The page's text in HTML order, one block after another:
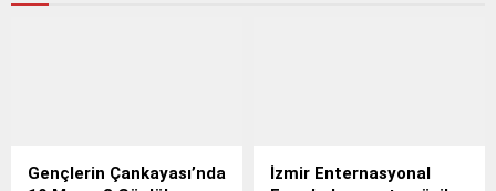
Gençlerin Çankayası’nda
İzmir Enternasyonal